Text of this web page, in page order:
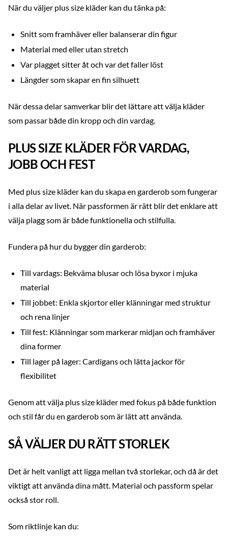
När du väljer plus size kläder kan du tänka på:
Snitt som framhäver eller balanserar din figur
Material med eller utan stretch
Var plagget sitter åt och var det faller löst
Längder som skapar en fin silhuett
När dessa delar samverkar blir det lättare att välja kläder
som passar både din kropp och din vardag.
PLUS SIZE KLÄDER FÖR VARDAG,
JOBB OCH FEST
Med plus size kläder kan du skapa en garderob som fungerar
i alla delar av livet. När passformen är rätt blir det enklare att
välja plagg som är både funktionella och stilfulla.
Fundera på hur du bygger din garderob:
Till vardags: Bekväma blusar och lösa byxor i mjuka
material
Till jobbet: Enkla skjortor eller klänningar med struktur
och rena linjer
Till fest: Klänningar som markerar midjan och framhäver
dina former
Till lager på lager: Cardigans och lätta jackor för
flexibilitet
Genom att välja plus size kläder med fokus på både funktion
och stil får du en garderob som är lätt att använda.
SÅ VÄLJER DU RÄTT STORLEK
Det är helt vanligt att ligga mellan två storlekar, och då är det
viktigt att använda dina mått. Material och passform spelar
också stor roll.
Som riktlinje kan du: